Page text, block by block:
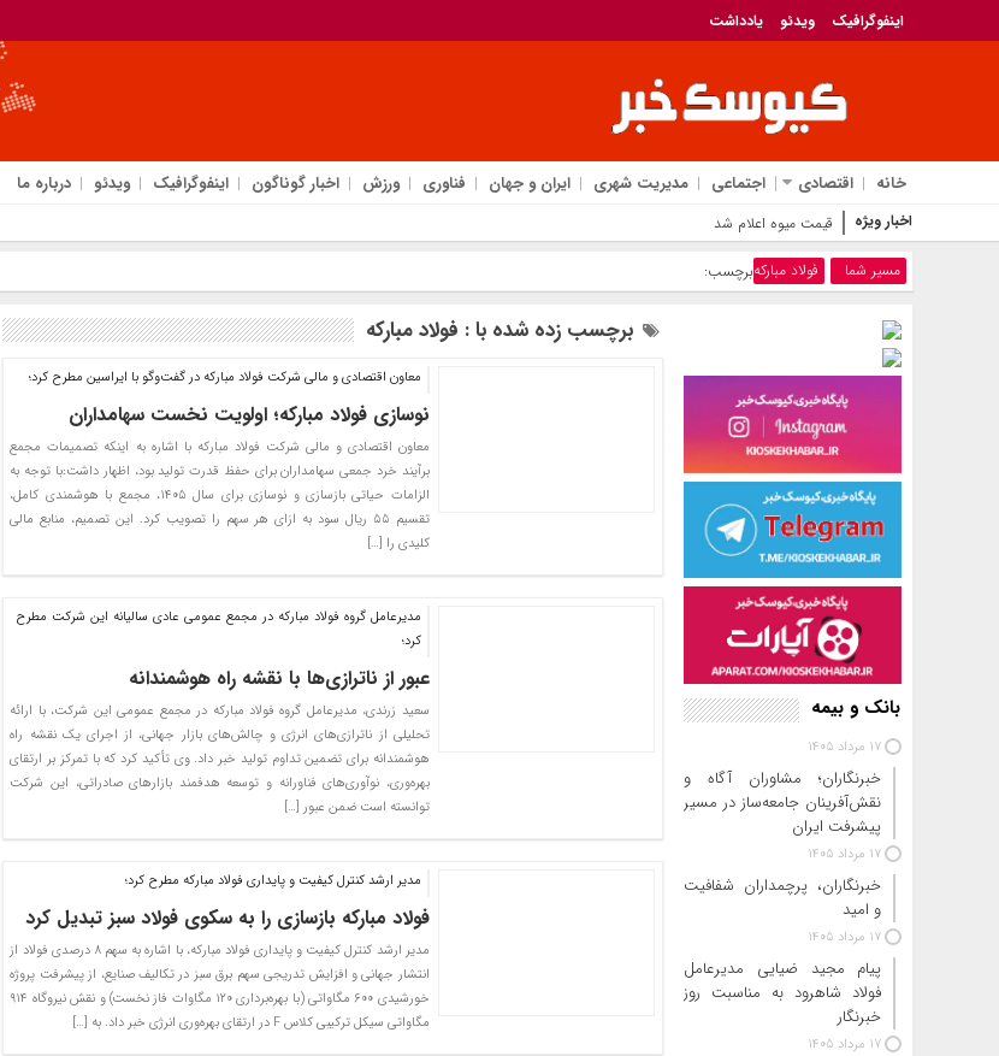
اینفوگرافیک ویدئو یادداشت
خانه اقتصادی اجتماعی مدیریت شهری ایران و جهان فناوری ورزش اخبار گوناگون اینفوگرافیک ویدئو درباره ما
اخبار ویژه قیمت میوه اعلام شد
مسیر شما برچسب:فولاد مبارکه
بانک و بیمه
17 مرداد 1405
خبرنگاران؛ مشاوران آگاه و
نقش‌آفرینان جامعه‌ساز در مسیر
پیشرفت ایران
17 مرداد 1405
خبرنگاران، پرچمداران شفافیت
و امید
17 مرداد 1405
پیام مجید ضیایی مدیرعامل
فولاد شاهرود به مناسبت روز
خبرنگار
17 مرداد 1405
برچسب زده شده با : فولاد مبارکه
معاون اقتصادی و مالی شرکت فولاد مبارکه در گفت‌وگو با ایراسین مطرح کرد؛
نوسازی فولاد مبارکه؛ اولویت نخست سهامداران
معاون اقتصادی و مالی شرکت فولاد مبارکه با اشاره به اینکه تصمیمات مجمع
برآیند خرد جمعی سهامداران برای حفظ قدرت تولید بود، اظهار داشت:با توجه به
الزامات حیاتی بازسازی و نوسازی برای سال ۱۴۰۵، مجمع با هوشمندی کامل،
تقسیم ۵۵ ریال سود به ازای هر سهم را تصویب کرد. این تصمیم، منابع مالی
کلیدی را […]
مدیرعامل گروه فولاد مبارکه در مجمع عمومی عادی سالیانه این شرکت مطرح
کرد؛
عبور از ناترازی‌ها با نقشه راه هوشمندانه
سعید زرندی، مدیرعامل گروه فولاد مبارکه در مجمع عمومی این شرکت، با ارائه
تحلیلی از ناترازی‌های انرژی و چالش‌های بازار جهانی، از اجرای یک نقشه راه
هوشمندانه برای تضمین تداوم تولید خبر داد. وی تأکید کرد که با تمرکز بر ارتقای
بهره‌وری، نوآوری‌های فناورانه و توسعه هدفمند بازارهای صادراتی، این شرکت
توانسته است ضمن عبور […]
مدیر ارشد کنترل کیفیت و پایداری فولاد مبارکه مطرح کرد؛
فولاد مبارکه بازسازی را به سکوی فولاد سبز تبدیل کرد
مدیر ارشد کنترل کیفیت و پایداری فولاد مبارکه، با اشاره به سهم ۸ درصدی فولاد از
انتشار جهانی و افزایش تدریجی سهم برق سبز در تکالیف صنایع، از پیشرفت پروژه
خورشیدی ۶۰۰ مگاواتی (با بهره‌برداری ۱۲۰ مگاوات فاز نخست) و نقش نیروگاه ۹۱۴
مگاواتی سیکل ترکیبی کلاس F در ارتقای بهره‌وری انرژی خبر داد. به […]